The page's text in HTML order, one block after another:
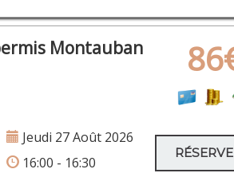
Montauban
Jeudi 27 Août 2026
16:00 - 16:30